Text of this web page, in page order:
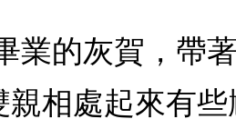
業的灰賀，帶
相處起來有